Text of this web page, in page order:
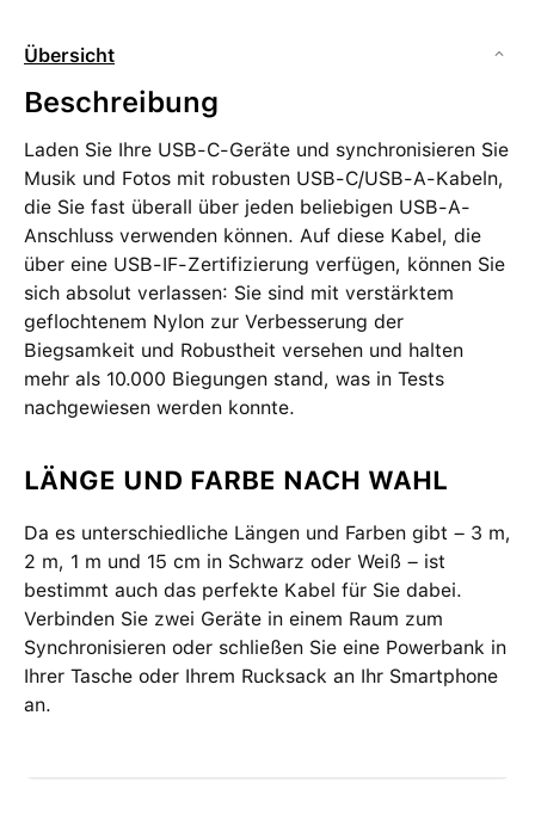
Übersicht
Beschreibung
Laden Sie Ihre USB-C-Geräte und synchronisieren Sie
Musik und Fotos mit robusten USB-C/USB-A-Kabeln,
die Sie fast überall über jeden beliebigen USB-A-
Anschluss verwenden können. Auf diese Kabel, die
über eine USB-IF-Zertifizierung verfügen, können Sie
sich absolut verlassen: Sie sind mit verstärktem
geflochtenem Nylon zur Verbesserung der
Biegsamkeit und Robustheit versehen und halten
mehr als 10.000 Biegungen stand, was in Tests
nachgewiesen werden konnte.
LÄNGE UND FARBE NACH WAHL
Da es unterschiedliche Längen und Farben gibt – 3 m,
2 m, 1 m und 15 cm in Schwarz oder Weiß – ist
bestimmt auch das perfekte Kabel für Sie dabei.
Verbinden Sie zwei Geräte in einem Raum zum
Synchronisieren oder schließen Sie eine Powerbank in
Ihrer Tasche oder Ihrem Rucksack an Ihr Smartphone
an.